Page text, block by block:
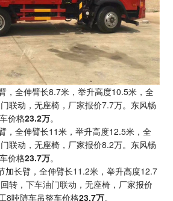
，全伸臂长8.7米，举升高度10.5米，全
联动，无座椅，厂家报价7.7万。东风畅
价格23.2万。
，全伸臂长11米，举升高度12.5米，全
联动，无座椅，厂家报价8.2万。东风畅
价格23.7万。
加长臂，全伸臂长11.2米，举升高度12.7
转，下车油门联动，无座椅，厂家报价
8吨随车吊整车价格23.7万。